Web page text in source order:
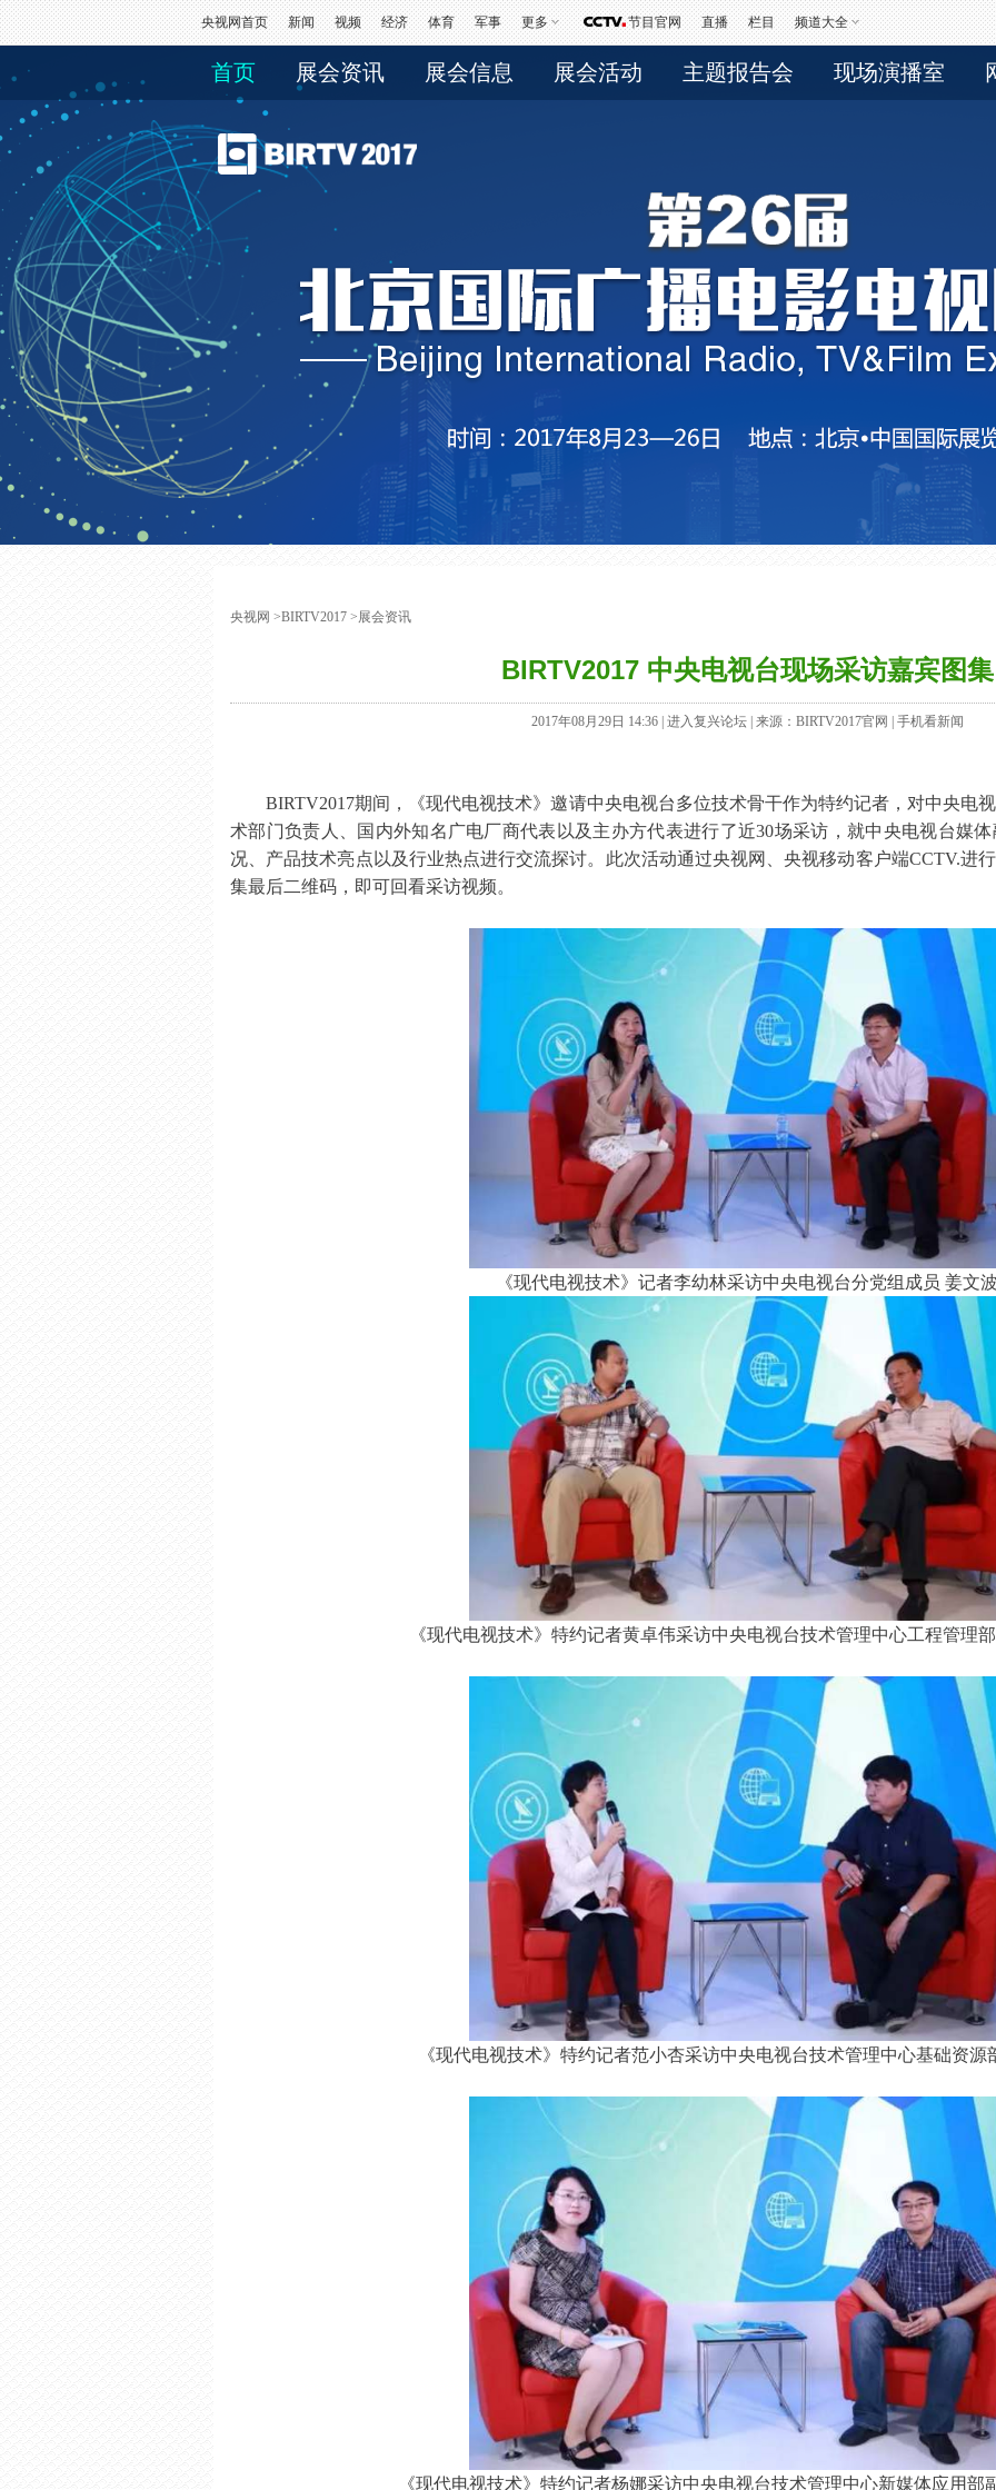
央视网首页 新闻 视频 经济 体育 军事 更多 节目官网 直播 栏目 频道大全
首页 展会资讯 展会信息 展会活动 主题报告会 现场演播室
央视网 >BIRTV2017 >展会资讯
BIRTV2017 中央电视台现场采访嘉宾图集
2017年08月29日 14:36 | 进入复兴论坛| 来源：BIRTV2017官网 | 手机看新闻
BIRTV2017期间，《现代电视技术》邀请中央电视台多位技术骨干作为特约记者，对中央电
术部门负责人、国内外知名广电厂商代表以及主办方代表进行了近30场采访，就中央电视台媒
况、产品技术亮点以及行业热点进行交流探讨。此次活动通过央视网、央视移动客户端CCTV.进
集最后二维码，即可回看采访视频。
《现代电视技术》记者李幼林采访中央电视台分党组成员 姜文
《现代电视技术》特约记者黄卓伟采访中央电视台技术管理中心工程管理
《现代电视技术》特约记者范小杏采访中央电视台技术管理中心基础资源
《现代电视技术》特约记者杨娜采访中央电视台技术管理中心新媒体应用部